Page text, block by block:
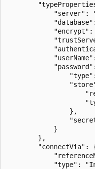
"server":
"encrypt":
                },
            }
        },
"connectVia":
"type":